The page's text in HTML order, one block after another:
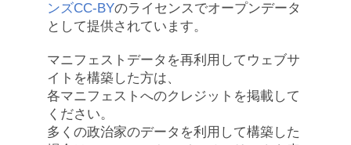
ンズCC-BYのライセンスでオープンデータ
として提供されています。
マニフェストデータを再利用してウェブサ
イトを構築した方は、
各マニフェストへのクレジットを掲載して
ください。
多くの政治家のデータを利用して構築した